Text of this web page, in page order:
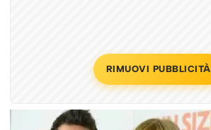
RIMUOVI PUBBLICITÀ